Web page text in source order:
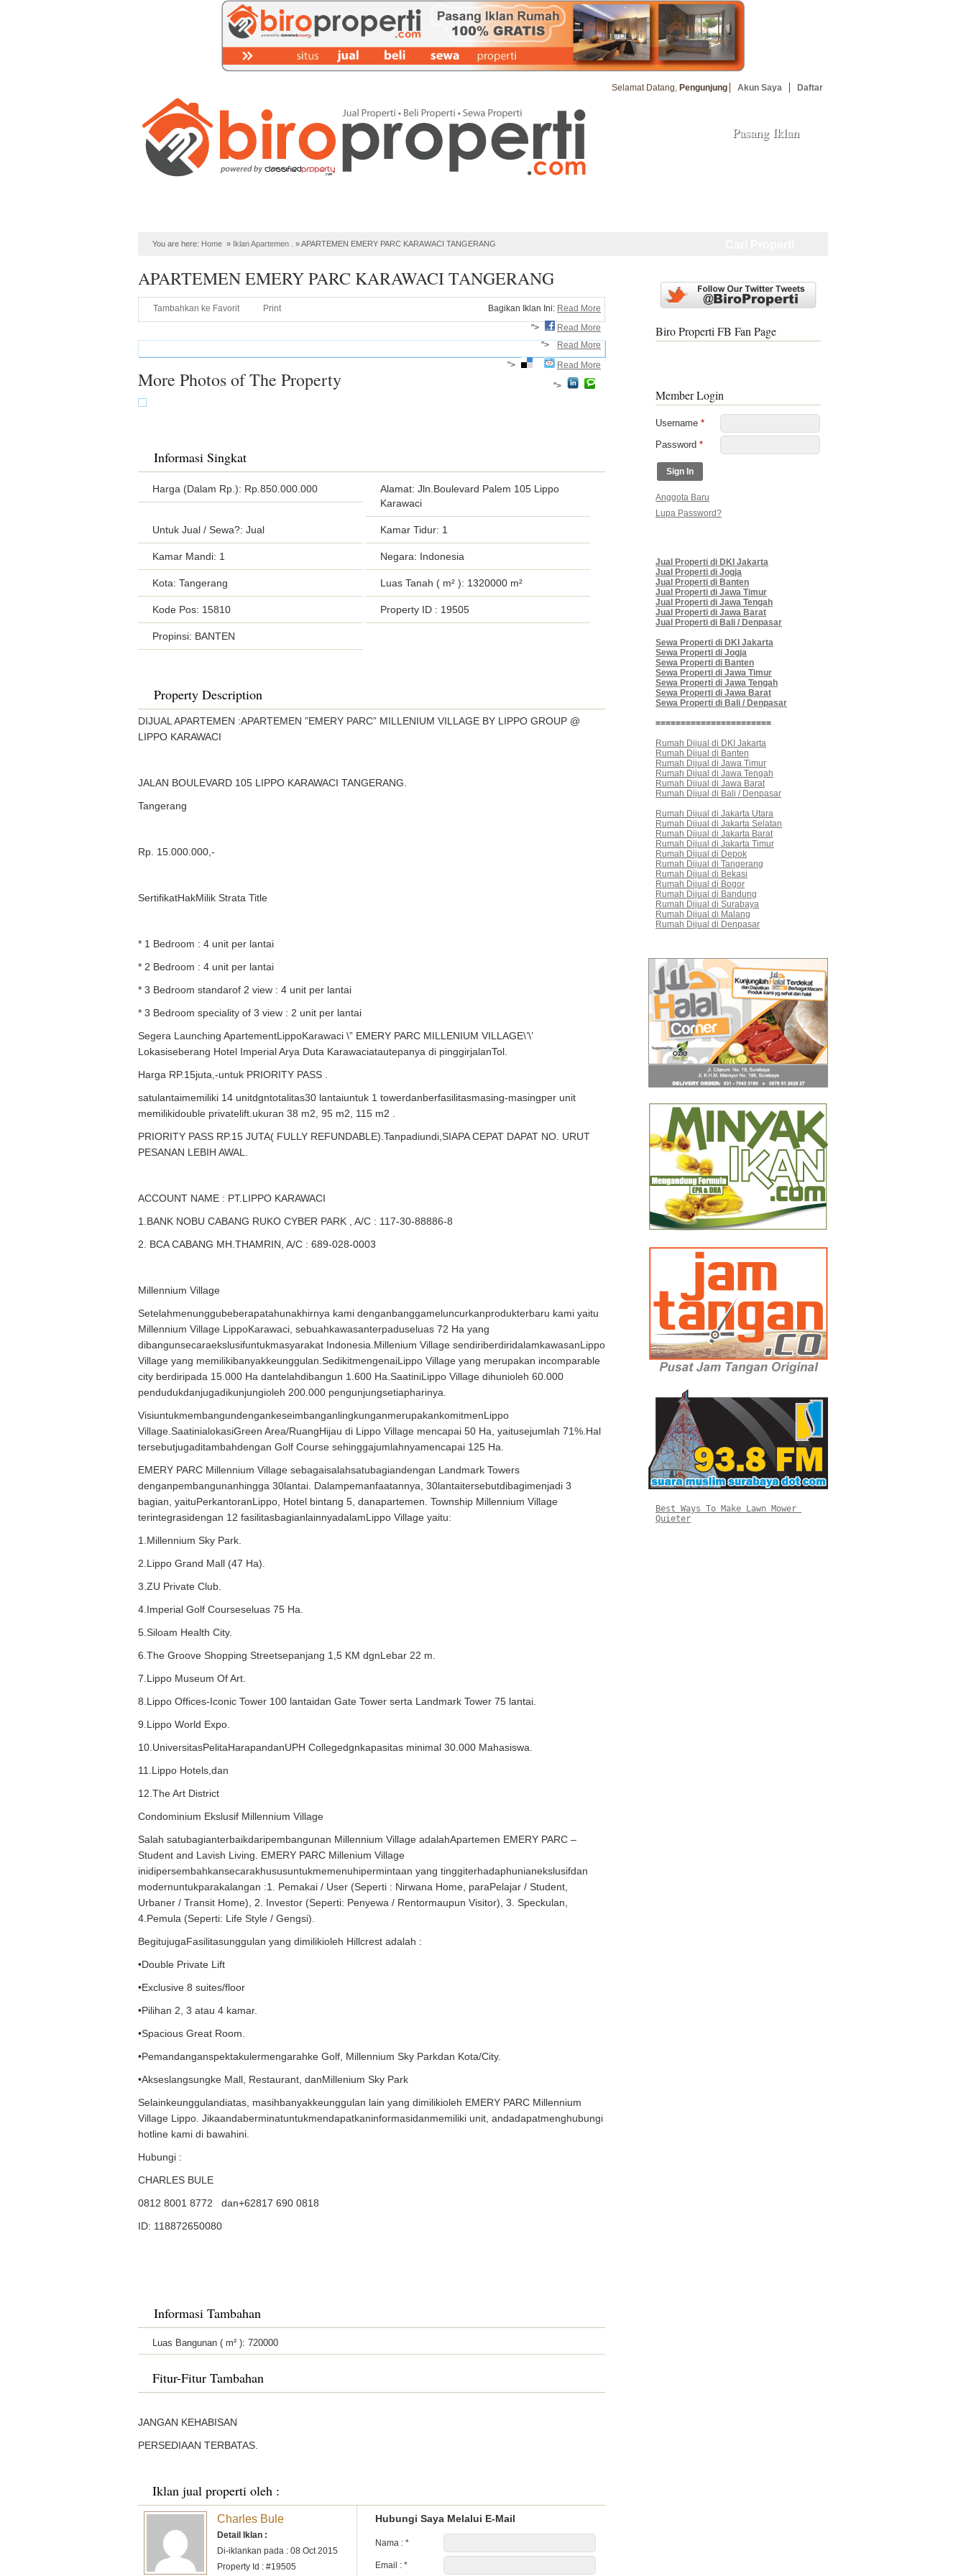
Selamat Datang, Pengunjung Akun Saya Daftar
Pasang Iklan
You are here: Home » Iklan Apartemen . »APARTEMEN EMERY PARC KARAWACI TANGERANG
APARTEMEN EMERY PARC KARAWACI TANGERANG
Tambahkan ke Favorit Print Bagikan Iklan Ini: Read More
">
Read More
">
Read More
">
Read More
">
More Photos of The Property
Informasi Singkat
Harga (Dalam Rp.): Rp.850.000.000
Alamat: Jln.Boulevard Palem 105 Lippo
Karawaci
Untuk Jual / Sewa?: Jual Kamar Tidur: 1
Kamar Mandi: 1 Negara: Indonesia
Kota: Tangerang Luas Tanah ( m² ): 1320000 m²
Kode Pos: 15810 Property ID : 19505
Propinsi: BANTEN
Property Description
DIJUAL APARTEMEN :APARTEMEN ”EMERY PARC” MILLENIUM VILLAGE BY LIPPO GROUP @
LIPPO KARAWACI
JALAN BOULEVARD 105 LIPPO KARAWACI TANGERANG.
Tangerang
Rp. 15.000.000,-
SertifikatHakMilik Strata Title
* 1 Bedroom : 4 unit per lantai
* 2 Bedroom : 4 unit per lantai
* 3 Bedroom standarof 2 view : 4 unit per lantai
* 3 Bedroom speciality of 3 view : 2 unit per lantai
Segera Launching ApartementLippoKarawaci \” EMERY PARC MILLENIUM VILLAGE\’\’
Lokasiseberang Hotel Imperial Arya Duta Karawaciatautepanya di pinggirjalanTol.
Harga RP.15juta,-untuk PRIORITY PASS .
satulantaimemiliki 14 unitdgntotalitas30 lantaiuntuk 1 towerdanberfasilitasmasing-masingper unit
memilikidouble privatelift.ukuran 38 m2, 95 m2, 115 m2 .
PRIORITY PASS RP.15 JUTA( FULLY REFUNDABLE).Tanpadiundi,SIAPA CEPAT DAPAT NO. URUT
PESANAN LEBIH AWAL.
ACCOUNT NAME : PT.LIPPO KARAWACI
1.BANK NOBU CABANG RUKO CYBER PARK , A/C : 117-30-88886-8
2. BCA CABANG MH.THAMRIN, A/C : 689-028-0003
Millennium Village
Setelahmenunggubeberapatahunakhirnya kami denganbanggameluncurkanprodukterbaru kami yaitu
Millennium Village LippoKarawaci, sebuahkawasanterpaduseluas 72 Ha yang
dibangunsecaraekslusifuntukmasyarakat Indonesia.Millenium Village sendiriberdiridalamkawasanLippo
Village yang memilikibanyakkeunggulan.SedikitmengenaiLippo Village yang merupakan incomparable
city berdiripada 15.000 Ha dantelahdibangun 1.600 Ha.SaatiniLippo Village dihunioleh 60.000
pendudukdanjugadikunjungioleh 200.000 pengunjungsetiapharinya.
VisiuntukmembangundengankeseimbanganlingkunganmerupakankomitmenLippo
Village.SaatinialokasiGreen Area/RuangHijau di Lippo Village mencapai 50 Ha, yaitusejumlah 71%.Hal
tersebutjugaditambahdengan Golf Course sehinggajumlahnyamencapai 125 Ha.
EMERY PARC Millennium Village sebagaisalahsatubagiandengan Landmark Towers
denganpembangunanhingga 30lantai. Dalampemanfaatannya, 30lantaitersebutdibagimenjadi 3
bagian, yaituPerkantoranLippo, Hotel bintang 5, danapartemen. Township Millennium Village
terintegrasidengan 12 fasilitasbagianlainnyadalamLippo Village yaitu:
1.Millennium Sky Park.
2.Lippo Grand Mall (47 Ha).
3.ZU Private Club.
4.Imperial Golf Courseseluas 75 Ha.
5.Siloam Health City.
6.The Groove Shopping Streetsepanjang 1,5 KM dgnLebar 22 m.
7.Lippo Museum Of Art.
8.Lippo Offices-Iconic Tower 100 lantaidan Gate Tower serta Landmark Tower 75 lantai.
9.Lippo World Expo.
10.UniversitasPelitaHarapandanUPH Collegedgnkapasitas minimal 30.000 Mahasiswa.
11.Lippo Hotels,dan
12.The Art District
Condominium Ekslusif Millennium Village
Salah satubagianterbaikdaripembangunan Millennium Village adalahApartemen EMERY PARC –
Student and Lavish Living. EMERY PARC Millenium Village
inidipersembahkansecarakhususuntukmemenuhipermintaan yang tinggiterhadaphunianekslusifdan
modernuntukparakalangan :1. Pemakai / User (Seperti : Nirwana Home, paraPelajar / Student,
Urbaner / Transit Home), 2. Investor (Seperti: Penyewa / Rentormaupun Visitor), 3. Speckulan,
4.Pemula (Seperti: Life Style / Gengsi).
BegitujugaFasilitasunggulan yang dimilikioleh Hillcrest adalah :
•Double Private Lift
•Exclusive 8 suites/floor
•Pilihan 2, 3 atau 4 kamar.
•Spacious Great Room.
•Pemandanganspektakulermengarahke Golf, Millennium Sky Parkdan Kota/City.
•Akseslangsungke Mall, Restaurant, danMillenium Sky Park
Selainkeunggulandiatas, masihbanyakkeunggulan lain yang dimilikioleh EMERY PARC Millennium
Village Lippo. Jikaandaberminatuntukmendapatkaninformasidanmemiliki unit, andadapatmenghubungi
hotline kami di bawahini.
Hubungi :
CHARLES BULE
0812 8001 8772 dan+62817 690 0818
ID: 118872650080
Informasi Tambahan
Luas Bangunan ( m² ): 720000
Fitur-Fitur Tambahan
JANGAN KEHABISAN
PERSEDIAAN TERBATAS.
Iklan jual properti oleh :
Charles Bule
Detail Iklan :
Di-iklankan pada : 08 Oct 2015
Property Id : #19505
Hubungi Saya Melalui E-Mail
Nama : *
Email : *
Biro Properti FB Fan Page
Member Login
Username *
Password *
Anggota Baru
Lupa Password?
Jual Properti di DKI Jakarta
Jual Properti di Jogja
Jual Properti di Banten
Jual Properti di Jawa Timur
Jual Properti di Jawa Tengah
Jual Properti di Jawa Barat
Jual Properti di Bali / Denpasar
Sewa Properti di DKI Jakarta
Sewa Properti di Jogja
Sewa Properti di Banten
Sewa Properti di Jawa Timur
Sewa Properti di Jawa Tengah
Sewa Properti di Jawa Barat
Sewa Properti di Bali / Denpasar
=======================
Rumah Dijual di DKI Jakarta
Rumah Dijual di Banten
Rumah Dijual di Jawa Timur
Rumah Dijual di Jawa Tengah
Rumah Dijual di Jawa Barat
Rumah Dijual di Bali / Denpasar
Rumah Dijual di Jakarta Utara
Rumah Dijual di Jakarta Selatan
Rumah Dijual di Jakarta Barat
Rumah Dijual di Jakarta Timur
Rumah Dijual di Depok
Rumah Dijual di Tangerang
Rumah Dijual di Bekasi
Rumah Dijual di Bogor
Rumah Dijual di Bandung
Rumah Dijual di Surabaya
Rumah Dijual di Malang
Rumah Dijual di Denpasar
Best Ways To Make Lawn Mower
Quieter